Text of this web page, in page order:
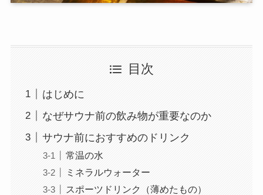
目次
はじめに
なぜサウナ前の飲み物が重要なのか
サウナ前におすすめのドリンク
常温の水
ミネラルウォーター
スポーツドリンク（薄めたもの）